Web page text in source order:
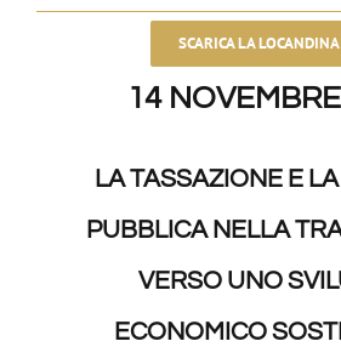
SCARICA LA LOCANDINA
14
LA TASSAZIONE E
PUBBLICA NELLA
VERSO UNO
ECONOMICO